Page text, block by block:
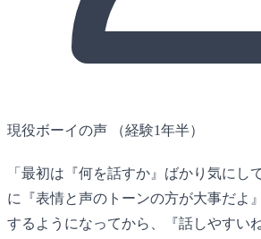
現役ボーイの声 （経験1年半）
「最初は『何を話すか』ばかり気にし
に『表情と声のトーンの方が大事だよ
するようになってから、『話しやすい